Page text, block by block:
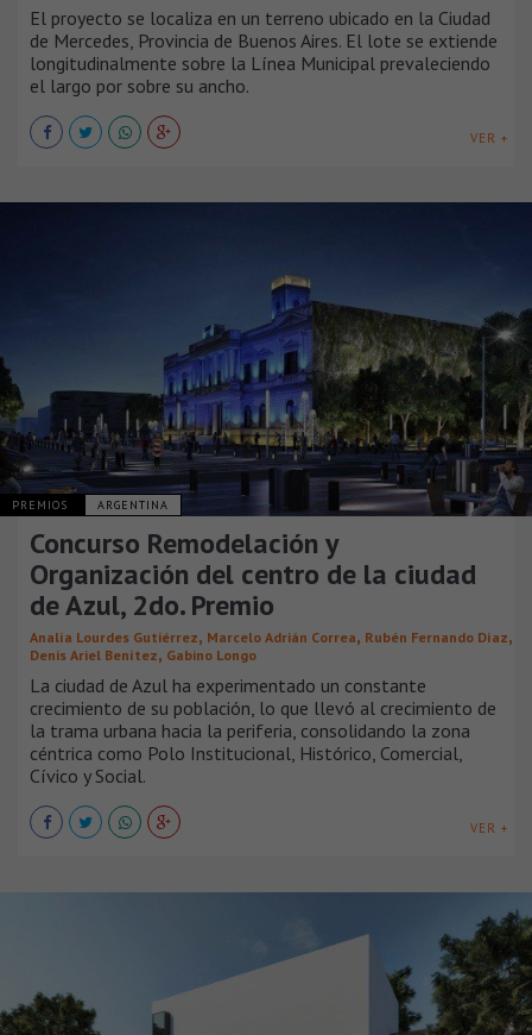
El proyecto se localiza en un terreno ubicado en la Ciudad
de Mercedes, Provincia de Buenos Aires. El lote se extiende
longitudinalmente sobre la Línea Municipal prevaleciendo
el largo por sobre su ancho.
VER +
PREMIOS ARGENTINA
Concurso Remodelación y
Organización del centro de la ciudad
de Azul, 2do. Premio
Analía Lourdes Gutiérrez, Marcelo Adrián Correa, Rubén Fernando Díaz,
Denis Ariel Benítez, Gabino Longo
La ciudad de Azul ha experimentado un constante
crecimiento de su población, lo que llevó al crecimiento de
la trama urbana hacia la periferia, consolidando la zona
céntrica como Polo Institucional, Histórico, Comercial,
Cívico y Social.
VER +